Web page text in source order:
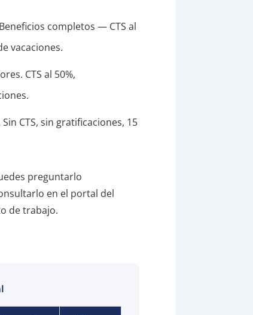
completos — CTS al
vacaciones.
CTS al 50%,
CTS, sin gratificaciones, 15
preguntarlo
en el portal del
de trabajo.